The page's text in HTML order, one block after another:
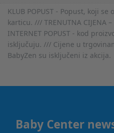
KLUB POPUST - Popust, koji
karticu. /// TRENUTNA CIJENA
INTERNET POPUST - kod
isključuju. /// Cijene u
BabyZen su isključeni iz akcija.
Baby Center